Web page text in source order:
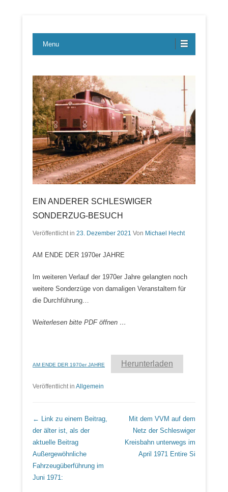
LBE-Express
Menu
EIN ANDERER SCHLESWIGER
SONDERZUG-BESUCH
Veröffentlicht in 23. Dezember 2021 Von Michael Hecht
AM ENDE DER 1970er JAHRE
Im weiteren Verlauf der 1970er Jahre gelangten noch
weitere Sonderzüge von damaligen Veranstaltern für
die Durchführung…
Weiterlesen bitte PDF öffnen …
AM ENDE DER 1970er JAHRE Herunterladen
Veröffentlicht in Allgemein
Beitrags Übersicht
← Link zu einem Beitrag,
der älter ist, als der
aktuelle Beitrag
Außergewöhnliche
Fahrzeugüberführung im
Juni 1971:
Mit dem VVM auf dem
Netz der Schleswiger
Kreisbahn unterwegs im
April 1971 Entire Si